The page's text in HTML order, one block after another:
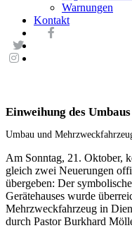
Warnungen
Kontakt
Einweihung des
Umbau und
Am Sonntag, 21. Oktober,
gleich zwei Neuerungen
übergeben: Der
Gerätehauses wurde
Mehrzweckfahrzeug in
durch Pastor Burkhard